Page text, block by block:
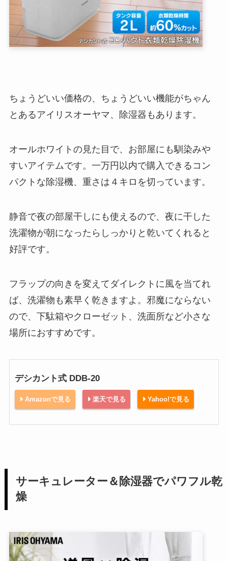
ちょうどいい価格の、ちょうどいい機能がちゃん
とあるアイリスオーヤマ、除湿器もあります。
オールホワイトの見た目で、お部屋にも馴染みや
すいアイテムです。一万円以内で購入できるコン
パクトな除湿機、重さは４キロを切っています。
静音で夜の部屋干しにも使えるので、夜に干した
洗濯物が朝になったらしっかりと乾いてくれると
好評です。
フラップの向きを変えてダイレクトに風を当てれ
ば、洗濯物も素早く乾きますよ。邪魔にならない
ので、下駄箱やクローゼット、洗面所など小さな
場所におすすめです。
デシカント式 DDB-20
Amazonで見る 楽天で見る Yahoo!で見る
サーキュレーター＆除湿器でパワフル乾
燥